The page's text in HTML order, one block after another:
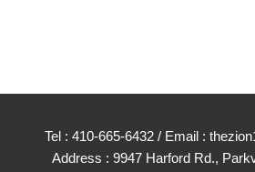
Tel : 410-665-6432 / Email :
Address : 9947 Harford Rd.,